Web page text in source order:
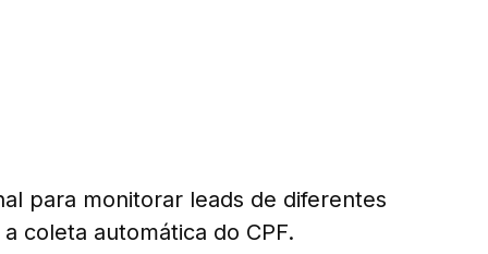
para monitorar leads de diferentes
coleta automática do CPF.